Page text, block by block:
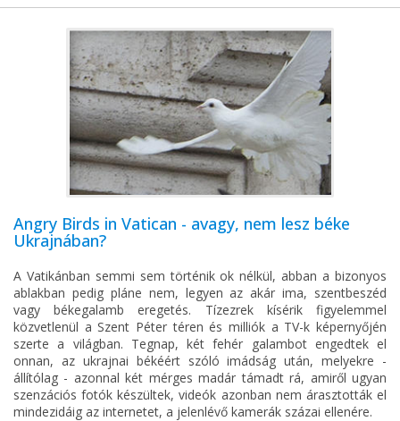
Angry Birds in Vatican - avagy, nem lesz béke
Ukrajnában?
A Vatikánban semmi sem történik ok nélkül, abban a bizonyos
ablakban pedig pláne nem, legyen az akár ima, szentbeszéd
vagy békegalamb eregetés. Tízezrek kísérik figyelemmel
közvetlenül a Szent Péter téren és milliók a TV-k képernyőjén
szerte a világban. Tegnap, két fehér galambot engedtek el
onnan, az ukrajnai békéért szóló imádság után, melyekre -
állítólag - azonnal két mérges madár támadt rá, amiről ugyan
szenzációs fotók készültek, videók azonban nem árasztották el
mindezidáig az internetet, a jelenlévő kamerák százai ellenére.